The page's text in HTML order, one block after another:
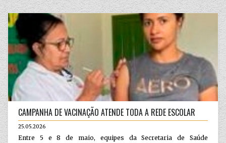
CAMPANHA DE VACINAÇÃO ATENDE TODA A REDE ESCOLAR
25.05.2026
Entre 5 e 8 de maio, equipes da Secretaria de Saúde